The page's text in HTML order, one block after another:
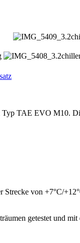
TAE EVO M10.
von +7°C/
getestet und